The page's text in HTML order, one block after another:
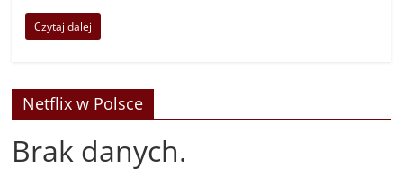
Czytaj dalej
Netflix w Polsce
Brak danych.